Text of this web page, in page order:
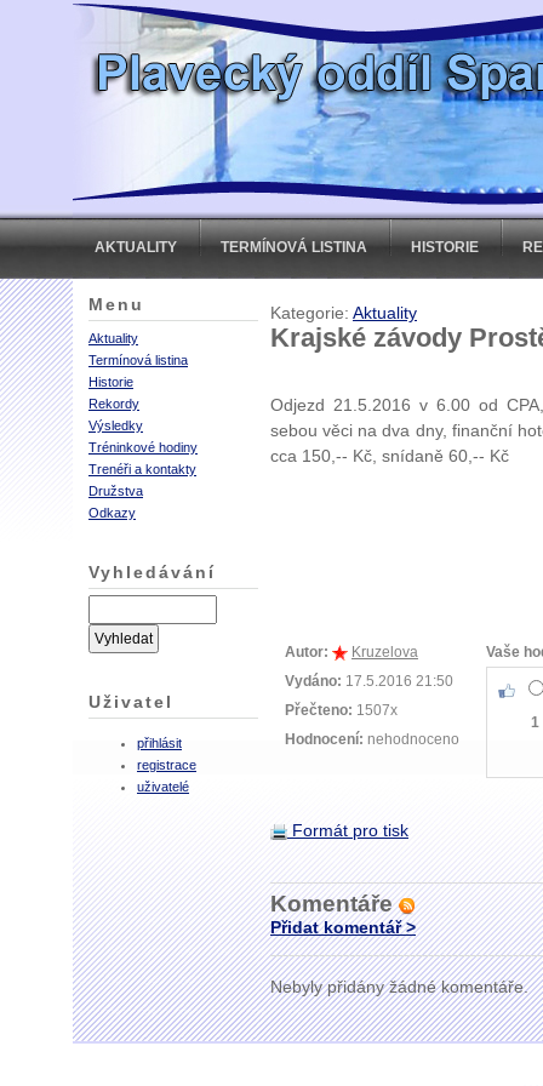
AKTUALITY TERMÍNOVÁ LISTINA HISTORIE
Menu
Aktuality
Termínová listina
Historie
Rekordy
Výsledky
Tréninkové hodiny
Trenéři a kontakty
Družstva
Odkazy
Vyhledávání
Uživatel
přihlásit
registrace
uživatelé
Kategorie: Aktuality
Krajské závody
Odjezd 21.5.2016 v 6.00 od
sebou věci na dva dny, finanční
cca 150,-- Kč, snídaně 60,-- Kč
Autor:
Kruzelova
Vydáno: 17.5.2016 21:50
Přečteno: 1507x
Hodnocení: nehodnoceno
Vaše
1
Formát pro tisk
Komentáře
Přidat komentář >
Nebyly přidány žádné komentáře.